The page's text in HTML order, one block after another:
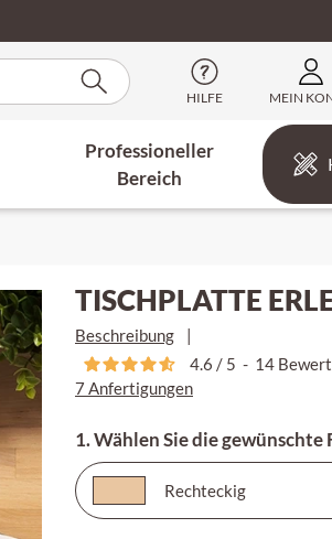
HILFE MEIN
Professioneller
Bereich
TISCHPLATTE
Beschreibung
4.6 / 5 - 14
7 Anfertigungen
1. Wählen Sie die gewünschte